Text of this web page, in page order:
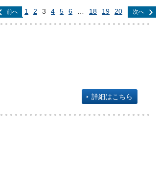
前へ 1 2 3 4 5 6 18 19 20 次へ
詳細はこちら